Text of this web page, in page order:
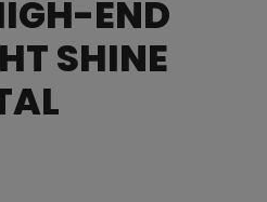
END
SHINE